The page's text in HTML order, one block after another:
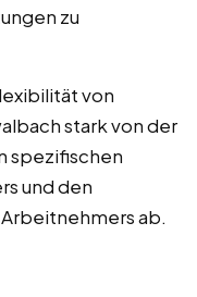
zu
von
stark von der
spezifischen
und den
ab.